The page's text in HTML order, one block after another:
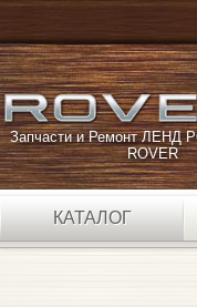
Запчасти и Ремонт ЛЕНД
ROVER
КАТАЛОГ